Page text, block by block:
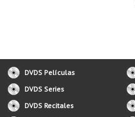
DVDS Películas
DVDS Series
DVDS Recitales